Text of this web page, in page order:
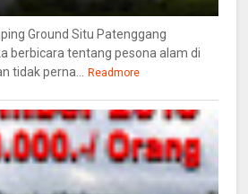
Ground Situ Patenggang
berbicara tentang pesona alam di
tidak perna...
Readmore